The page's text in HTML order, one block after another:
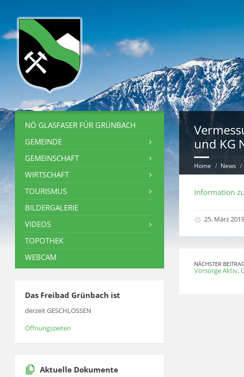
und KG
Home News
Information
25. März
NÄCHSTER
Vorsorge Aktiv,
NÖ GLASFASER FÜR GRÜNBACH
GEMEINDE
GEMEINSCHAFT
WIRTSCHAFT
TOURISMUS
BILDERGALERIE
VIDEOS
TOPOTHEK
WEBCAM
Das Freibad Grünbach ist
derzeit GESCHLOSSEN
Öffnungszeiten
Aktuelle Dokumente